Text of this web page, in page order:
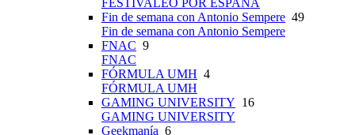
FESTIVALEO POR ESPAÑA
Fin de semana con Antonio Sempere 49
Fin de semana con Antonio Sempere
FNAC 9
FNAC
FÓRMULA UMH 4
FÓRMULA UMH
GAMING UNIVERSITY 16
GAMING UNIVERSITY
Geekmanía 6